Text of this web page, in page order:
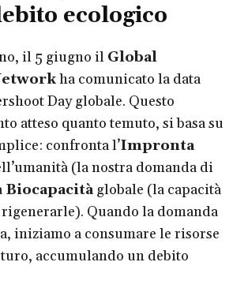
ecologico
il 5 giugno il Global
ha comunicato la data
Day globale. Questo
atteso quanto temuto, si basa su
confronta l’Impronta
(la nostra domanda di
Biocapacitàglobale (la capacità
Quando la domanda
iniziamo a consumare le risorse
accumulando un debito